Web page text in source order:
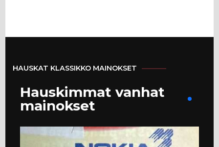
HAUSKAT KLASSIKKO MAINOKSET
Hauskimmat vanhat
mainokset